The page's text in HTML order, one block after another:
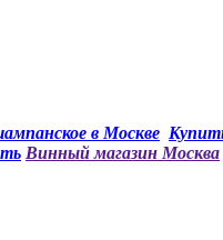
в Москве
Винный магазин Москва